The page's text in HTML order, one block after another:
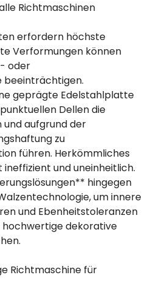
Richtmaschinen
erfordern höchste
Verformungen können
oder
beeinträchtigen.
geprägte Edelstahlplatte
Dellen die
aufgrund der
zu
führen. Herkömmliches
ineffizient und uneinheitlich.
hingegen
um innere
und Ebenheitstoleranzen
dekorative
Richtmaschine für